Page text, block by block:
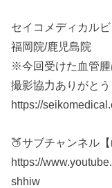
セイコメディカル
福岡院/鹿児島院
※今回受けた血管
撮影協力ありがと
https://
🍑サブチャンネル
https://
shhiw